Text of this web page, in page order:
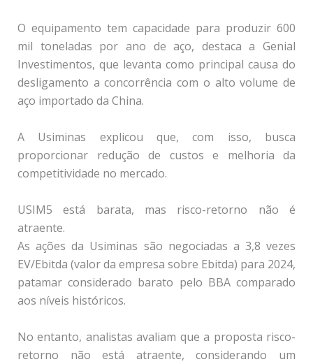
O equipamento tem capacidade para produzir 600
mil toneladas por ano de aço, destaca a Genial
Investimentos, que levanta como principal causa do
desligamento a concorrência com o alto volume de
aço importado da China.
A Usiminas explicou que, com isso, busca
proporcionar redução de custos e melhoria da
competitividade no mercado.
USIM5 está barata, mas risco-retorno não é
atraente.
As ações da Usiminas são negociadas a 3,8 vezes
EV/Ebitda (valor da empresa sobre Ebitda) para 2024,
patamar considerado barato pelo BBA comparado
aos níveis históricos.
No entanto, analistas avaliam que a proposta risco-
retorno não está atraente, considerando um